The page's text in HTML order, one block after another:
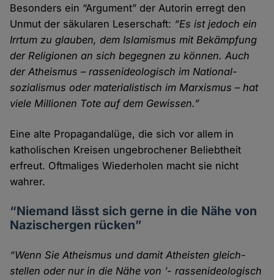
Besonders ein “Argument” der Autorin erregt den
Unmut der säkularen Leser­schaft: “Es ist jedoch ein
Irr­tum zu glauben, dem Islamismus mit Bekämpfung
der Religionen an sich begegnen zu können. Auch
der Atheismus – rassen­ideologisch im National­
sozialismus oder materialistisch im Marxismus – hat
viele Millionen Tote auf dem Gewissen.”
Eine alte Propaganda­lüge, die sich vor allem in
katholischen Kreisen unge­brochener Beliebt­heit
erfreut. Oftmaliges Wieder­holen macht sie nicht
wahrer.
“Niemand lässt sich gerne in die Nähe von
Nazi­schergen rücken”
“Wenn Sie Atheismus und damit Atheisten gleich­
stellen oder nur in die Nähe von ’- rassenideologisch